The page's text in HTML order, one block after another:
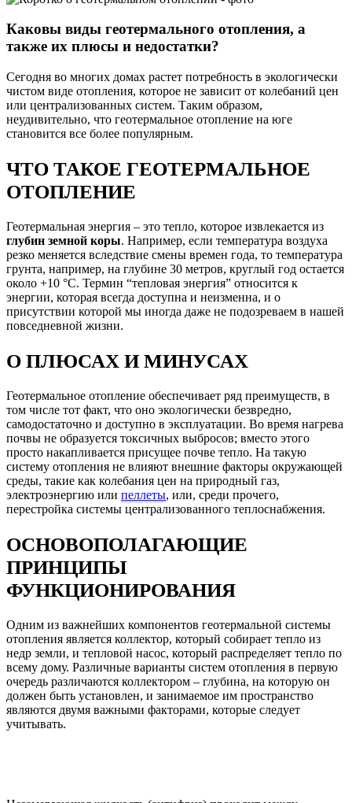
Каковы виды геотермального отопления, а
также их плюсы и недостатки?
Сегодня во многих домах растет потребность в экологически
чистом виде отопления, которое не зависит от колебаний цен
или централизованных систем. Таким образом,
неудивительно, что геотермальное отопление на юге
становится все более популярным.
ЧТО ТАКОЕ ГЕОТЕРМАЛЬНОЕ
ОТОПЛЕНИЕ
Геотермальная энергия – это тепло, которое извлекается из
глубин земной коры. Например, если температура воздуха
резко меняется вследствие смены времен года, то температура
грунта, например, на глубине 30 метров, круглый год остается
около +10 °C. Термин “тепловая энергия” относится к
энергии, которая всегда доступна и неизменна, и о
присутствии которой мы иногда даже не подозреваем в нашей
повседневной жизни.
О ПЛЮСАХ И МИНУСАХ
Геотермальное отопление обеспечивает ряд преимуществ, в
том числе тот факт, что оно экологически безвредно,
самодостаточно и доступно в эксплуатации. Во время нагрева
почвы не образуется токсичных выбросов; вместо этого
просто накапливается присущее почве тепло. На такую
систему отопления не влияют внешние факторы окружающей
среды, такие как колебания цен на природный газ,
электроэнергию или пеллеты, или, среди прочего,
перестройка системы централизованного теплоснабжения.
ОСНОВОПОЛАГАЮЩИЕ
ПРИНЦИПЫ
ФУНКЦИОНИРОВАНИЯ
Одним из важнейших компонентов геотермальной системы
отопления является коллектор, который собирает тепло из
недр земли, и тепловой насос, который распределяет тепло по
всему дому. Различные варианты систем отопления в первую
очередь различаются коллектором – глубина, на которую он
должен быть установлен, и занимаемое им пространство
являются двумя важными факторами, которые следует
учитывать.